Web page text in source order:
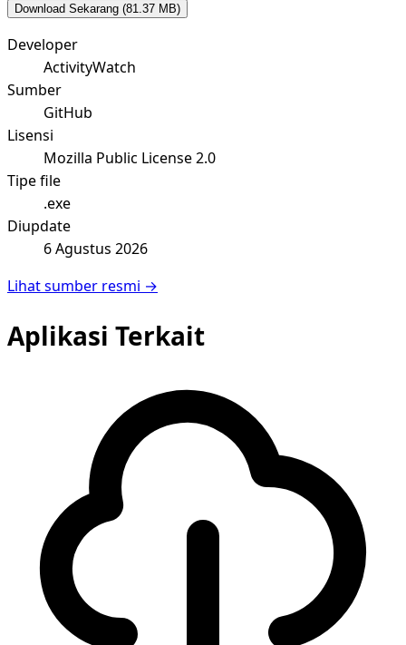
Download Sekarang (81.37 MB)
Developer
ActivityWatch
Sumber
GitHub
Lisensi
Mozilla Public License 2.0
Tipe file
.exe
Diupdate
6 Agustus 2026
Lihat sumber resmi →
Aplikasi Terkait